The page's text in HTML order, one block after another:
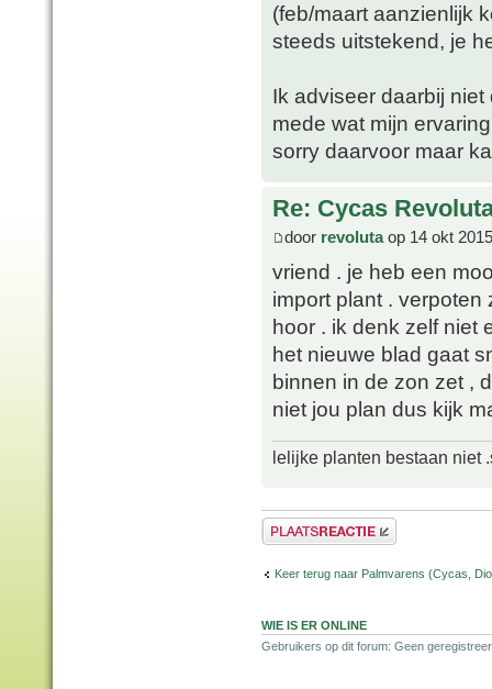
(feb/maart aanzienlijk
steeds uitstekend, je
Ik adviseer daarbij
mede wat mijn
sorry daarvoor maar
Re: Cycas
door revolutaop 14 okt
vriend . je heb een
import plant .
hoor . ik denk zelf niet
het nieuwe blad gaat
binnen in de zon zet ,
niet jou plan dus kijk
lelijke planten bestaan niet
Plaats een reactie
Keer terug naar Palmvarens (Cycas,
WIE IS ER ONLINE
Gebruikers op dit forum: Geen